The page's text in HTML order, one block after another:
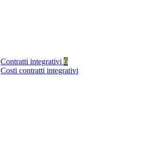
Contratti integrativi 6
Costi contratti integrativi